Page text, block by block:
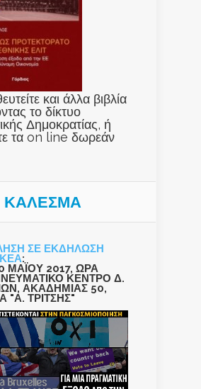
και άλλα βιβλία
το δίκτυο
Δημοκρατίας, ή
τα on line δωρεάν
ΚΑΛΕΣΜΑ
ΣΕ ΕΚΔΗΛΩΣΗ
:
ΜΑΪΟΥ 2017, ΩΡΑ
ΚΕΝΤΡΟ Δ.
ΑΚΑΔΗΜΙΑΣ 50,
"Α. ΤΡΙΤΣΗΣ"